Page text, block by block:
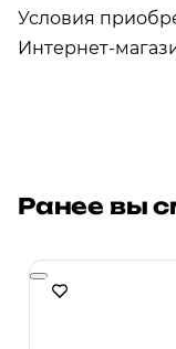
Условия
Интернет-
Ранее вы